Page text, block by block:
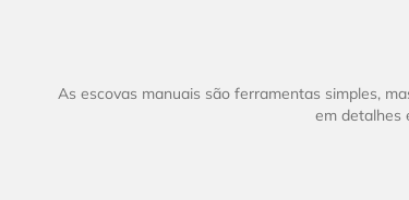
As escovas manuais são ferramentas simples,
em detalhes